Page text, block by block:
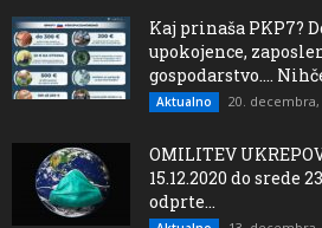
Kaj prinaša PKP7?
upokojence,
gospodarstvo….
Aktualno 20. decembra,
OMILITEV
15.12.2020 do srede
odprte...